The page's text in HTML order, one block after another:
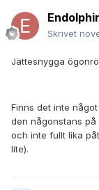
Skrivet
Jättesnygga
Finns det inte
den någonstans
och inte fullt lika
lite).